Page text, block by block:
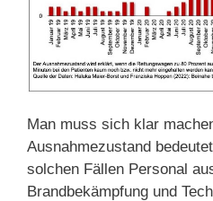
Man muss sich klar
Ausnahmezustand
solchen Fällen Personal
Brandbekämpfung und